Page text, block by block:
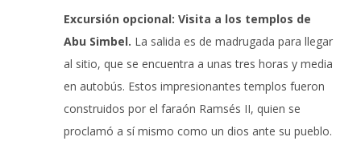
Excursión opcional: Visita a los templos de
Abu Simbel. La salida es de madrugada para llegar
al sitio, que se encuentra a unas tres horas y media
en autobús. Estos impresionantes templos fueron
construidos por el faraón Ramsés II, quien se
proclamó a sí mismo como un dios ante su pueblo.